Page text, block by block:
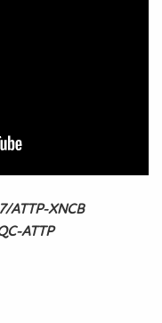
ATTP-XNCB
ATTP